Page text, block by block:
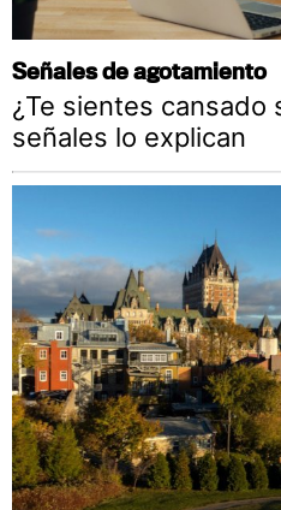
Señales de agotamiento
¿Te sientes cansado
señales lo explican